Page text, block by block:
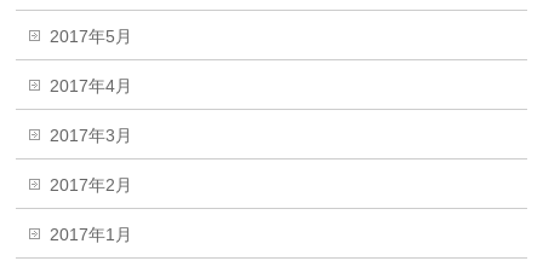
2017年5月
2017年4月
2017年3月
2017年2月
2017年1月